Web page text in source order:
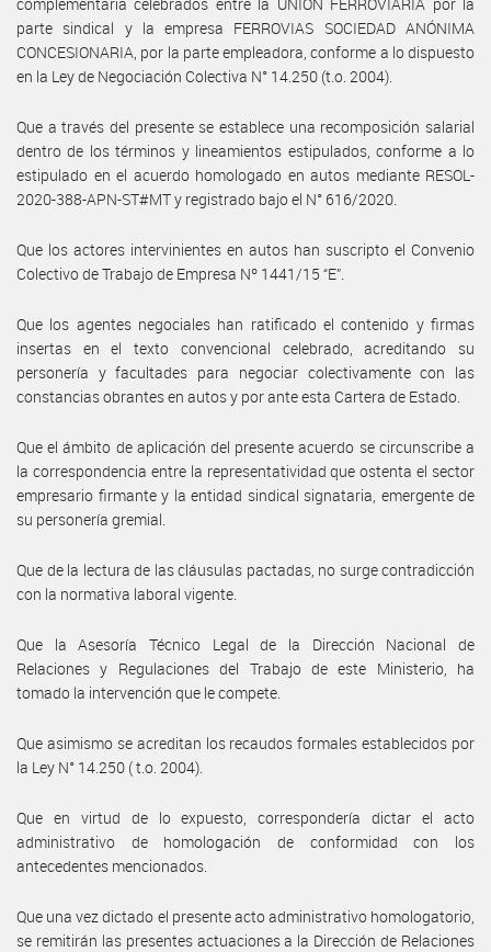
parte sindical y la empresa FERROVIAS SOCIEDAD ANÓNIMA
CONCESIONARIA, por la parte empleadora, conforme a lo dispuesto
en la Ley de Negociación Colectiva N° 14.250 (t.o. 2004).
Que a través del presente se establece una recomposición salarial
dentro de los términos y lineamientos estipulados, conforme a lo
estipulado en el acuerdo homologado en autos mediante RESOL-
2020-388-APN-ST#MT y registrado bajo el N° 616/2020.
Que los actores intervinientes en autos han suscripto el Convenio
Colectivo de Trabajo de Empresa Nº 1441/15 “E”.
Que los agentes negociales han ratificado el contenido y firmas
insertas en el texto convencional celebrado, acreditando su
personería y facultades para negociar colectivamente con las
constancias obrantes en autos y por ante esta Cartera de Estado.
Que el ámbito de aplicación del presente acuerdo se circunscribe a
la correspondencia entre la representatividad que ostenta el sector
empresario firmante y la entidad sindical signataria, emergente de
su personería gremial.
Que de la lectura de las cláusulas pactadas, no surge contradicción
con la normativa laboral vigente.
Que la Asesoría Técnico Legal de la Dirección Nacional de
Relaciones y Regulaciones del Trabajo de este Ministerio, ha
tomado la intervención que le compete.
Que asimismo se acreditan los recaudos formales establecidos por
la Ley N° 14.250 ( t.o. 2004).
Que en virtud de lo expuesto, correspondería dictar el acto
administrativo de homologación de conformidad con los
antecedentes mencionados.
Que una vez dictado el presente acto administrativo homologatorio,
se remitirán las presentes actuaciones a la Dirección de Relaciones